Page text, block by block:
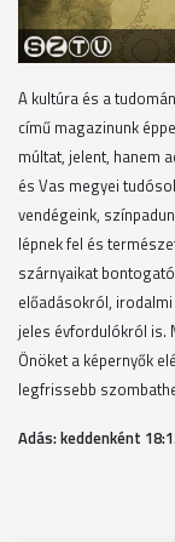
A kultúra és a
című magazinunk
múltat, jelent, hanem
és Vas megyei
vendégeink,
lépnek fel és
szárnyaikat
előadásokról,
jeles évfordulókról is.
Önöket a képernyők
legfrissebb
Adás: keddenként 18